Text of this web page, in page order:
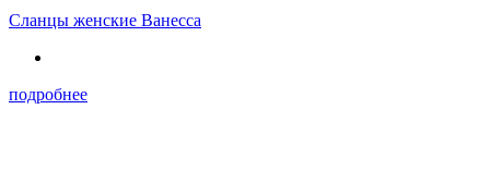
Сланцы женские Ванесса
подробнее